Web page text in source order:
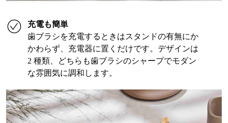
充電も簡単
歯ブラシを充電するときはスタンドの有無にか
かわらず、充電器に置くだけです。デザインは
2 種類、どちらも歯ブラシのシャープでモダン
な雰囲気に調和します。